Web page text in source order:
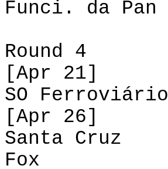
Funci . da Pan
Round 4
[Apr 21]
SO Ferroviário
[Apr 26]
Santa Cruz
Fox